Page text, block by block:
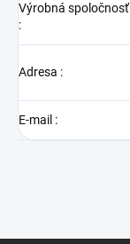
Výrobná spoločnosť
:
Adresa :
E-mail :